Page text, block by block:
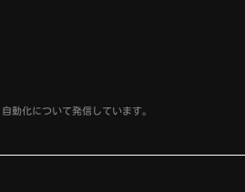
動化について発信しています。